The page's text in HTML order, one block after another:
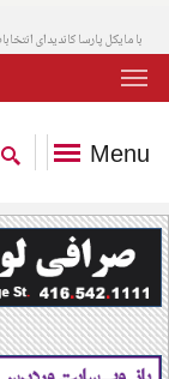
با مایکل پارسا کاندیدای
Menu